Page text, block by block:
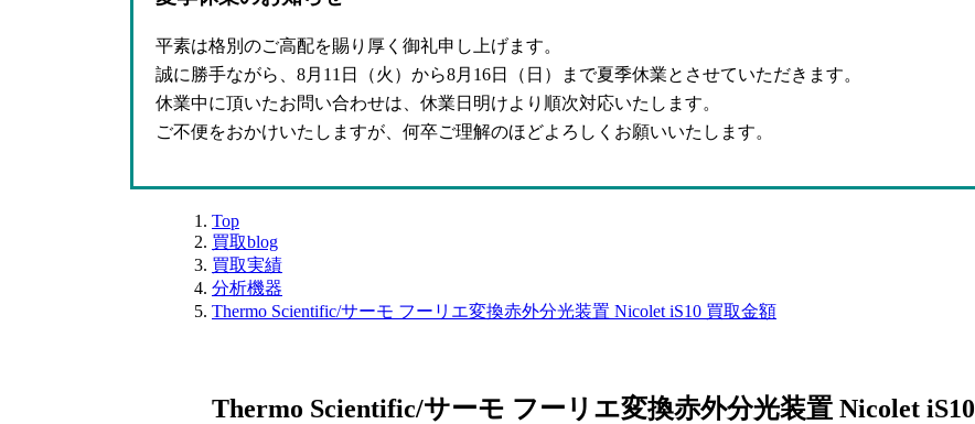
平素は格別のご高配を賜り厚く御礼申し上げます。
誠に勝手ながら、8月11日（火）から8月16日（日）まで夏季休業とさせていただきます。
休業中に頂いたお問い合わせは、休業日明けより順次対応いたします。
ご不便をおかけいたしますが、何卒ご理解のほどよろしくお願いいたします。
Top
買取blog
買取実績
分析機器
Thermo Scientific/サーモ フーリエ変換赤外分光装置 Nicolet iS10 買取金額
Thermo Scientific/サーモ フーリエ変換赤外分光装置 Nicolet iS10